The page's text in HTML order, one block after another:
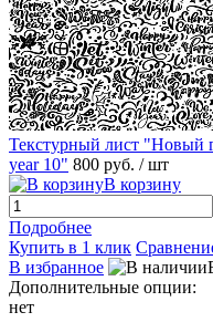
Текстурный лист "Новый
year 10" 800 руб. / шт
В корзину
Подробнее
Купить в 1 клик
В избранное
Дополнительные опции:
нет